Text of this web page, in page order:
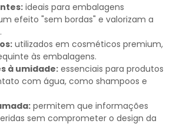
ideais para embalagens
efeito "sem bordas" e valorizam a
utilizados em cosméticos premium,
às embalagens.
à umidade: essenciais para produtos
com água, como shampoos e
permitem que informações
sem comprometer o design da